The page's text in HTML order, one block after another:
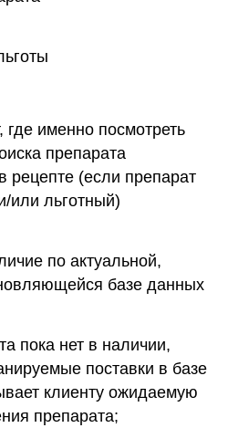
где именно посмотреть
препарата
(если препарат
или льготный)
по актуальной,
базе данных
пока нет в наличии,
поставки в базе
клиенту ожидаемую
препарата;